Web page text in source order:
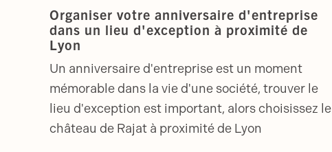
Organiser votre anniversaire d'entreprise
dans un lieu d'exception à proximité de
Lyon
Un anniversaire d'entreprise est un moment
mémorable dans la vie d'une société, trouver le
lieu d'exception est important, alors choisissez le
château de Rajat à proximité de Lyon